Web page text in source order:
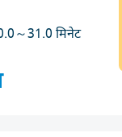
～31.0 मिनेट